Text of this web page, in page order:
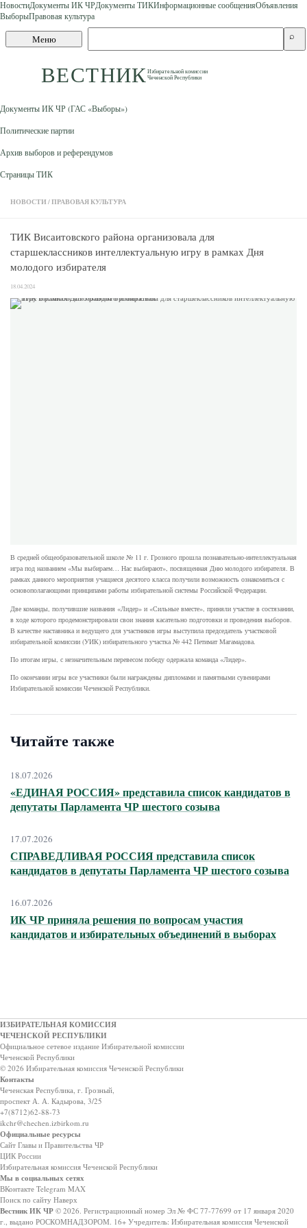
Skip to content
НовостиДокументы ИК ЧРДокументы ТИКИнформационные сообщенияОбъявления
ВыборыПравовая культура
Меню
ВЕСТНИКИзбирательной комиссии
Чеченской Республики
сайту
⌕
Документы ИК ЧР (ГАС «Выборы»)
Политические партии
Архив выборов и референдумов
Страницы ТИК
НОВОСТИ /ПРАВОВАЯ КУЛЬТУРА
ТИК Висаитовского района организовала для
старшеклассников интеллектуальную игру в рамках Дня
молодого избирателя
18.04.2024
В средней общеобразовательной школе № 11 г. Грозного прошла познавательно-интеллектуальная
игра под названием «Мы выбираем… Нас выбирают», посвященная Дню молодого избирателя. В
рамках данного мероприятия учащиеся десятого класса получили возможность ознакомиться с
основополагающими принципами работы избирательной системы Российской Федерации.
Две команды, получившие названия «Лидер» и «Сильные вместе», приняли участие в состязании,
в ходе которого продемонстрировали свои знания касательно подготовки и проведения выборов.
В качестве наставника и ведущего для участников игры выступила председатель участковой
избирательной комиссии (УИК) избирательного участка № 442 Петимат Магамадова.
По итогам игры, с незначительным перевесом победу одержала команда «Лидер».
По окончании игры все участники были награждены дипломами и памятными сувенирами
Избирательной комиссии Чеченской Республики.
Читайте также
18.07.2026
«ЕДИНАЯ РОССИЯ» представила список кандидатов в
депутаты Парламента ЧР шестого созыва
17.07.2026
СПРАВЕДЛИВАЯ РОССИЯ представила список
кандидатов в депутаты Парламента ЧР шестого созыва
16.07.2026
ИК ЧР приняла решения по вопросам участия
кандидатов и избирательных объединений в выборах
ИЗБИРАТЕЛЬНАЯ КОМИССИЯ
ЧЕЧЕНСКОЙ РЕСПУБЛИКИ
Официальное сетевое издание Избирательной комиссии
Чеченской Республики
© 2026 Избирательная комиссия Чеченской Республики
Контакты
Чеченская Республика, г. Грозный,
проспект А. А. Кадырова, 3/25
+7(8712)62-88-73
ikchr@chechen.izbirkom.ru
Официальные ресурсы
Сайт Главы и Правительства ЧР
ЦИК России
Избирательная комиссия Чеченской Республики
Мы в социальных сетях
ВКонтакте Telegram MAX
Поиск по сайту Наверх
Вестник ИК ЧР © 2026. Регистрационный номер Эл № ФС 77-77699 от 17 января 2020
г., выдано РОСКОМНАДЗОРОМ. 16+ Учредитель: Избирательная комиссия Чеченской